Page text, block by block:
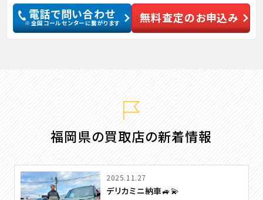
電話で問い合わせ
※全国コールセンターに繋がります 無料査定のお申込み
福岡県の買取店の新着情報
2025.11.27
デリカミニ納車🚙💫